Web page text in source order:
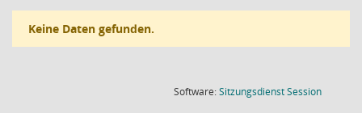
Keine Daten gefunden.
Software:SitzungsdienstSession(Wird in